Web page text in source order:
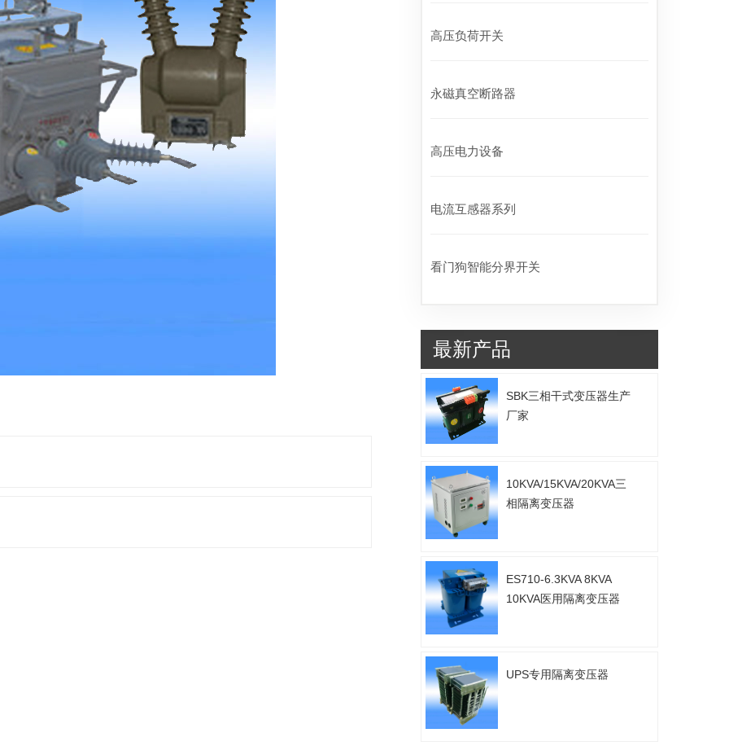
高压负荷开关
永磁真空断路器
高压电力设备
电流互感器系列
看门狗智能分界开关
最新产品
SBK三相干式变压器生产
厂家
10KVA/15KVA/20KVA三
相隔离变压器
ES710-6.3KVA 8KVA
10KVA医用隔离变压器
UPS专用隔离变压器